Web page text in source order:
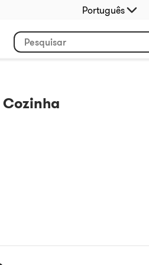
Português